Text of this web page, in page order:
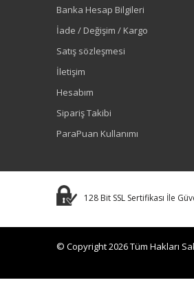
Banka Hesap Bilgileri
İade / Değişim / Kargo
Satış sözleşmesi
İletişim
Hesabım
Sipariş Takibi
ParaPuan Kullanımı
128 Bit SSL Sertifikası İle
© Copyright 2026 Tüm Hakları